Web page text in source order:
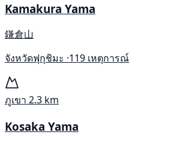
Kamakura Yama
鎌倉山
จังหวัดฟุกุชิมะ ·119 เหตุการณ์
ภูเขา 2.3 km
Kosaka Yama